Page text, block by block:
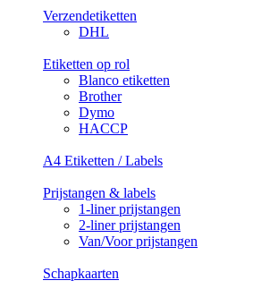
Verzendetiketten
DHL
Etiketten op rol
Blanco etiketten
Brother
Dymo
HACCP
A4 Etiketten / Labels
Prijstangen & labels
1-liner prijstangen
2-liner prijstangen
Van/Voor prijstangen
Schapkaarten